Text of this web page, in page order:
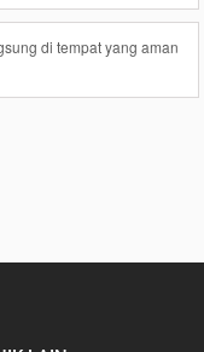
di tempat yang aman